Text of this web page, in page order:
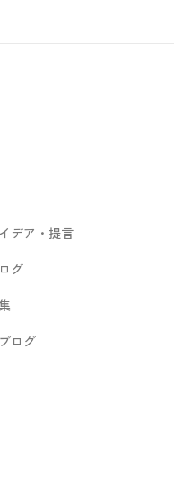
デア・提言
グ
ログ